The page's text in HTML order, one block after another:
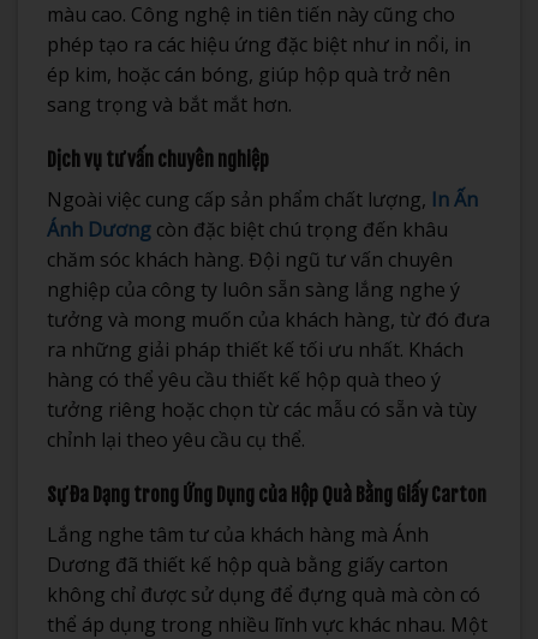
màu cao. Công nghệ in tiên tiến này cũng cho
phép tạo ra các hiệu ứng đặc biệt như in nổi, in
ép kim, hoặc cán bóng, giúp hộp quà trở nên
sang trọng và bắt mắt hơn.
Dịch vụ tư vấn chuyên nghiệp
Ngoài việc cung cấp sản phẩm chất lượng, In Ấn
Ánh Dương còn đặc biệt chú trọng đến khâu
chăm sóc khách hàng. Đội ngũ tư vấn chuyên
nghiệp của công ty luôn sẵn sàng lắng nghe ý
tưởng và mong muốn của khách hàng, từ đó đưa
ra những giải pháp thiết kế tối ưu nhất. Khách
hàng có thể yêu cầu thiết kế hộp quà theo ý
tưởng riêng hoặc chọn từ các mẫu có sẵn và tùy
chỉnh lại theo yêu cầu cụ thể.
Sự Đa Dạng trong Ứng Dụng của Hộp Quà Bằng Giấy Carton
Lắng nghe tâm tư của khách hàng mà Ánh
Dương đã thiết kế hộp quà bằng giấy carton
không chỉ được sử dụng để đựng quà mà còn có
thể áp dụng trong nhiều lĩnh vực khác nhau. Một